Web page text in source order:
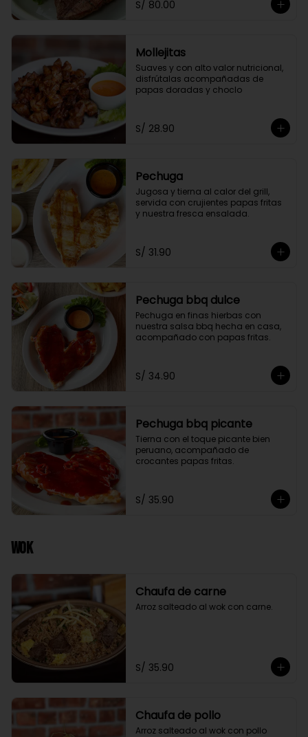
S/ 80.00
Mollejitas
Suaves y con alto valor nutricional,
disfrútalas acompañadas de
papas doradas y choclo
S/ 28.90
Pechuga
Jugosa y tierna al calor del grill,
servida con crujientes papas fritas
y nuestra fresca ensalada.
S/ 31.90
Pechuga bbq dulce
Pechuga en finas hierbas con
nuestra salsa bbq hecha en casa,
acompañado con papas fritas.
S/ 34.90
Pechuga bbq picante
Tierna con el toque picante bien
peruano, acompañado de
crocantes papas fritas.
S/ 35.90
Wok
Chaufa de carne
Arroz salteado al wok con carne.
S/ 35.90
Chaufa de pollo
Arroz salteado al wok con pollo